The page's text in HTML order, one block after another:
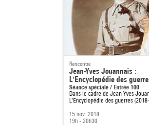
Rencontre
Jean-Yves Jouannais :
L'Encyclopédie des
Séance spéciale / Entrée 100
Dans le cadre de Jean-Yves
L'Encyclopédie des guerres
15 nov. 2018
19h - 20h30